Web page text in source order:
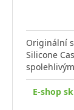
Originální
Silicone
spolehlivým
E-shop